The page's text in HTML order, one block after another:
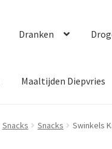
Dranken
Maaltijden Diepvries
Snacks Snacks Swinkels